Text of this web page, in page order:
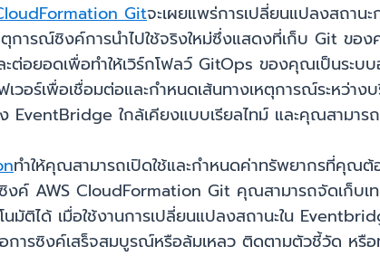
Gitจะเผยแพร่การเปลี่ยนแปลงสถาน
การณ์ซิงค์การนำไปใช้จริงใหม่ซึ่งแสดงที่เก็บ Git ข
ะต่อยอดเพื่อทำให้เวิร์กโฟลว์ GitOps ของคุณเป็นร
เวอร์เพื่อเชื่อมต่อและกำหนดเส้นทางเหตุการณ์ระหว่
EventBridge ใกล้เคียงแบบเรียลไทม์ และคุณสามาร
ทำให้คุณสามารถเปิดใช้และกำหนดค่าทรัพยากรที่คุณ
ซิงค์ AWS CloudFormation Git คุณสามารถจัดเก็บเ
นมัติได้ เมื่อใช้งานการเปลี่ยนแปลงสถานะใน
ารซิงค์เสร็จสมบูรณ์หรือล้มเหลว ติดตามตัวชี้วัด หรือ